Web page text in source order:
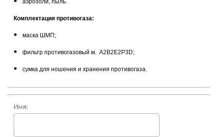
Комплектация противогаза:
маска ШМП;
фильтр противогазовый м. А2В2Е2Р3D;
сумка для ношения и хранения противогаза.
Имя: